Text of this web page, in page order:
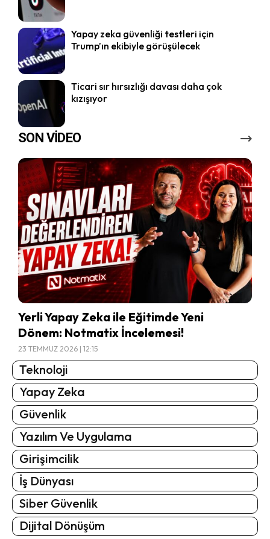
Yapay zeka güvenliği testleri için
Trump’ın ekibiyle görüşülecek
Ticari sır hırsızlığı davası daha çok
kızışıyor
SON VİDEO
Yerli Yapay Zeka ile Eğitimde Yeni
Dönem: Notmatix İncelemesi!
23 TEMMUZ 2026 | 12:15
Teknoloji
Yapay Zeka
Güvenlik
Yazılım Ve Uygulama
Girişimcilik
İş Dünyası
Siber Güvenlik
Dijital Dönüşüm